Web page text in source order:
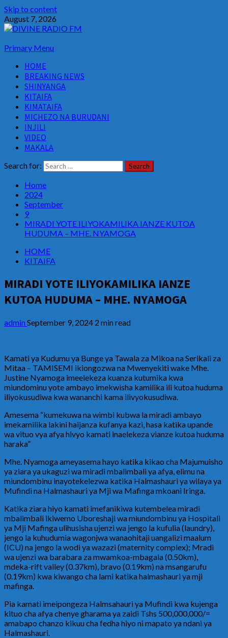
Skip to content
August 7, 2026
Primary Menu
HOME
BREAKING NEWS
SHINYANGA
KITAIFA
KIMATAIFA
MICHEZO NA BURUDANI
INJILI
VIDEO
MAKALA
Search for:
Home
2024
September
9
MIRADI YOTE ILIYOKAMILIKA IANZE KUTOA
HUDUMA – MHE. NYAMOGA
HOME
KITAIFA
MIRADI YOTE ILIYOKAMILIKA IANZE
KUTOA HUDUMA – MHE. NYAMOGA
admin September 9, 2024 2 min read
Kamati ya Kudumu ya Bunge ya Tawala za Mikoa na Serikali za
Mitaa – TAMISEMI ikiongozwa na Mwenyekiti wake Mhe.
Justine Nyamoga imeelekeza kuanza kutumika kwa
miundominu yote ambayo imekwisha kamilika ili kutoa huduma
iliyokusudiwa kwa wananchi kama ilivyokusudiwa.
Amesema “kumekuwa na wimbi kubwa la miradi ambayo
imekamilika lakini haijanza kufanya kazi, hasa katika upande
wa vituo vya afya hivyo kamati inaelekeza vianze kutoa huduma
haraka”
Mhe. Nyamoga ameyasema hayo katika kikao cha Majumuisho
ya ziara ya ukaguzi wa miradi mbalimbali ya afya, elimu na
miundombinu inayotekelezwa katika Halmashauri ya wilaya ya
Mufindi na Halmashauri ya Mji wa Mafinga mkoani Iringa.
Katika ziara hiyo kamati imefanikiwa kutembelea miradi
mbalimbali ikiwemo Uboreshaji wa miundombinu ya Hospitali
ya Mji Mafinga ulihusisha ujenzi wa jengo la kufulia (laundry),
jengo la kuhudumia wagonjwa wanaohitaji uangalizi maalum
(ICU) na jengo la wodi ya wazazi (maternity complex); Mradi
wa ujenzi wa barabara za mwamkoa-mbagala (0.50km),
mdeka-rift valley (0.37km), bravo (0.19km) na msangarufu
(0.19km) kwa kiwango cha lami katika halmashauri ya mji
mafinga.
Pia kamati imeipongeza Halmsahauri ya Mufindi kwa kujenga
kituo cha afya chenye gharama ya zaidi Tshs 500,000,000/=
amabapo chanzo kikuu cha fedha hiyo ni mapato ya ndani ya
Halmashauri.